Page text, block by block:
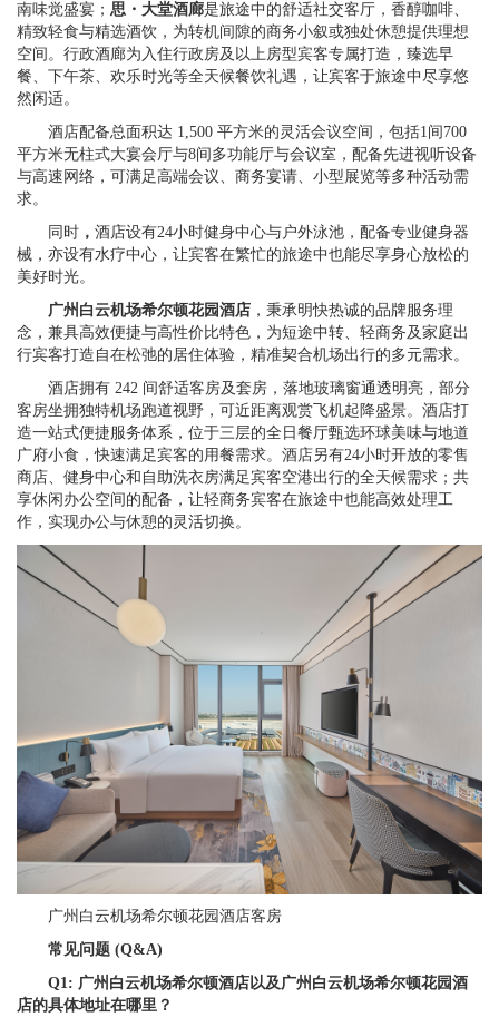
南味觉盛宴； 思・大堂酒廊是旅途中的舒适社交客厅，香醇咖啡、
精致轻食与精选酒饮，为转机间隙的商务小叙或独处休憩提供理想
空间。行政酒廊为入住行政房及以上房型宾客专属打造，臻选早
餐、下午茶、欢乐时光等全天候餐饮礼遇，让宾客于旅途中尽享悠
然闲适。
酒店配备总面积达 1,500 平方米的灵活会议空间，包括1间700
平方米无柱式大宴会厅与8间多功能厅与会议室，配备先进视听设备
与高速网络，可满足高端会议、商务宴请、小型展览等多种活动需
求。
同时 ， 酒店设有24小时健身中心与户外泳池，配备专业健身器
械，亦设有水疗中心，让宾客在繁忙的旅途中也能尽享身心放松的
美好时光。
广州白云机场希尔顿花园酒店 ，秉承明快热诚的品牌服务理
念，兼具高效便捷与高性价比特色，为短途中转、轻商务及家庭出
行宾客打造自在松弛的居住体验，精准契合机场出行的多元需求。
酒店拥有 242 间舒适客房及套房，落地玻璃窗通透明亮，部分
客房坐拥独特机场跑道视野，可近距离观赏飞机起降盛景。酒店打
造一站式便捷服务体系，位于三层的全日餐厅甄选环球美味与地道
广府小食，快速满足宾客的用餐需求。酒店另有24小时开放的零售
商店、健身中心和自助洗衣房满足宾客空港出行的全天候需求；共
享休闲办公空间的配备，让轻商务宾客在旅途中也能高效处理工
作，实现办公与休憩的灵活切换。
广州白云机场希尔顿花园酒店客房
常见问题 (Q&A)
Q1: 广州白云机场希尔顿酒店以及 广州白云机场希尔顿花园酒
店的具体地址在哪里？